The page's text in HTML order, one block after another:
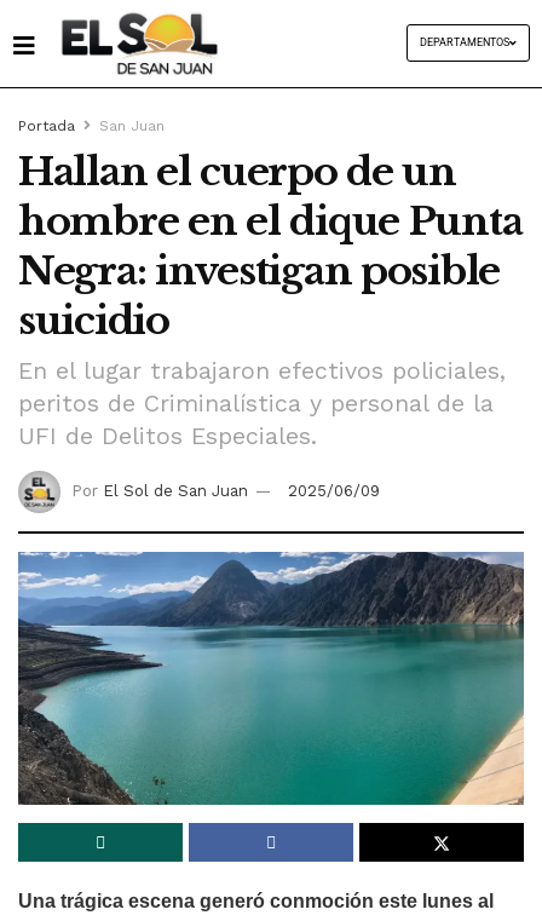
DEPARTAMENTOS
Portada San Juan
Hallan el cuerpo de un
hombre en el dique Punta
Negra: investigan posible
suicidio
En el lugar trabajaron efectivos policiales,
peritos de Criminalística y personal de la
UFI de Delitos Especiales.
Por El Sol de San Juan 2025/06/09
Una trágica escena generó conmoción este lunes al